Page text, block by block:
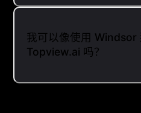
我可以像使用 Windsor
Topview.ai 吗？